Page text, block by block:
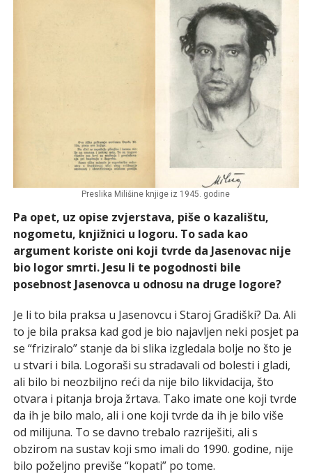
Preslika Milišine knjige iz 1945. godine
Pa opet, uz opise zvjerstava, piše o kazalištu,
nogometu, knjižnici u logoru. To sada kao
argument koriste oni koji tvrde da Jasenovac nije
bio logor smrti. Jesu li te pogodnosti bile
posebnost Jasenovca u odnosu na druge logore?
Je li to bila praksa u Jasenovcu i Staroj Gradiški? Da. Ali
to je bila praksa kad god je bio najavljen neki posjet pa
se “friziralo” stanje da bi slika izgledala bolje no što je
u stvari i bila. Logoraši su stradavali od bolesti i gladi,
ali bilo bi neozbiljno reći da nije bilo likvidacija, što
otvara i pitanja broja žrtava. Tako imate one koji tvrde
da ih je bilo malo, ali i one koji tvrde da ih je bilo više
od milijuna. To se davno trebalo razriješiti, ali s
obzirom na sustav koji smo imali do 1990. godine, nije
bilo poželjno previše “kopati” po tome.